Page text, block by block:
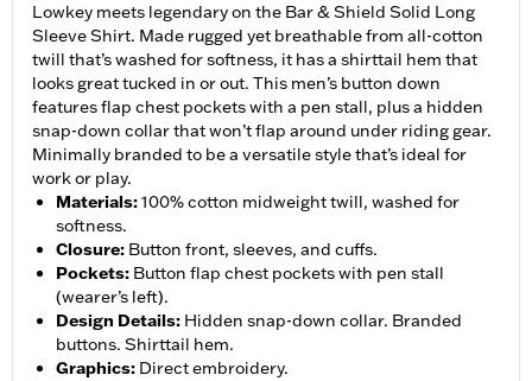
Lowkey meets legendary on the Bar & Shield Solid Long
Sleeve Shirt. Made rugged yet breathable from all-cotton
twill that’s washed for softness, it has a shirttail hem that
looks great tucked in or out. This men’s button down
features flap chest pockets with a pen stall, plus a hidden
snap-down collar that won’t flap around under riding gear.
Minimally branded to be a versatile style that’s ideal for
work or play.
Materials:100% cotton midweight twill, washed for
softness.
Closure: Button front, sleeves, and cuffs.
Pockets: Button flap chest pockets with pen stall
(wearer’s left).
Design Details: Hidden snap-down collar. Branded
buttons. Shirttail hem.
Graphics: Direct embroidery.